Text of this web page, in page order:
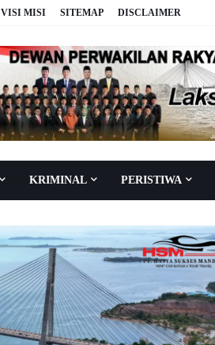
VISI MISI SITEMAP DISCLAIMER
KRIMINAL PERISTIWA